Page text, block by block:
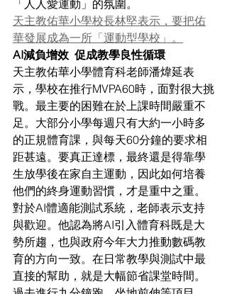
「人人愛運動」的氛圍。
天主教佑華小學校長林堅表示，要把佑
華發展成為一所「運動型學校」。
AI減負增效  促成教學良性循環
天主教佑華小學體育科老師潘煒延表
示，學校在推行MVPA60時，面對很大挑
戰。最主要的困難在於上課時間嚴重不
足。大部分小學每週只有大約一小時多
的正規體育課，與每天60分鐘的要求相
距甚遠。要真正達標，最終還是得靠學
生放學後在家自主運動，因此如何培養
他們的終身運動習慣，才是重中之重。
對於AI體適能測試系統，老師表示支持
與歡迎。他認為將AI引入體育科既是大
勢所趨，也與政府今年大力推動數碼教
育的方向一致。在日常教學與測試中最
直接的幫助，就是大幅節省課堂時間。